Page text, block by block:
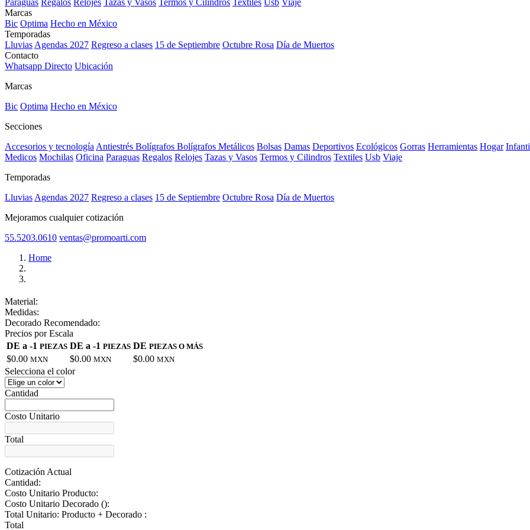
Paraguas Regalos Relojes Tazas y Vasos Termos y Cilindros Textiles Usb Viaje
Marcas
Bic Optima Hecho en México
Temporadas
Lluvias Agendas 2027 Regreso a clases 15 de Septiembre Octubre Rosa Día de Muertos
Contacto
Whatsapp Directo Ubicación
Marcas
Bic Optima Hecho en México
Secciones
Accesorios y tecnología Antiestrés Bolígrafos Bolígrafos Metálicos Bolsas Damas Deportivos Ecológicos Gorras Herramientas Hogar
Medicos Mochilas Oficina Paraguas Regalos Relojes Tazas y Vasos Termos y Cilindros Textiles Usb Viaje
Temporadas
Lluvias Agendas 2027 Regreso a clases 15 de Septiembre Octubre Rosa Día de Muertos
Mejoramos cualquier cotización
55.5203.0610 ventas@promoarti.com
Home
Material:
Medidas:
Decorado Recomendado:
Precios por Escala
DE a -1 PIEZAS DE a -1 PIEZAS DE PIEZAS O MÁS
$0.00 MXN $0.00 MXN $0.00 MXN
Selecciona el color
Cantidad
Costo Unitario
Total
Cotización Actual
Cantidad:
Costo Unitario Producto:
Costo Unitario Decorado ():
Total Unitario: Producto + Decorado :
Total